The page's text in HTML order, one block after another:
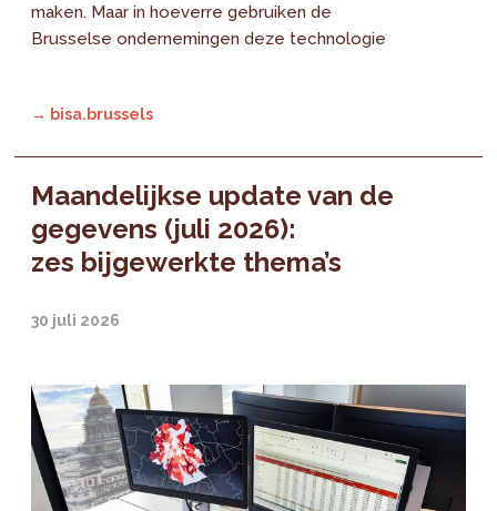
maken. Maar in hoeverre gebruiken de
Brusselse ondernemingen deze technologie
→ bisa.brussels
Maandelijkse update van de
gegevens (juli 2026):
zes bijgewerkte thema’s
30 juli 2026